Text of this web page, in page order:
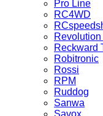
Pro Line
RC4WD
Reckward
Robitronic
Rossi
RPM
Ruddog
Sanwa
Savox